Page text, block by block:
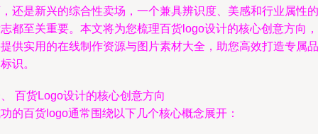
还是新兴的综合性卖场，一个兼具辨识度、美感和行业属性的
都至关重要。本文将为您梳理百货logo设计的核心创意方向，
供实用的在线制作资源与图片素材大全，助您高效打造专属品
识。
百货Logo设计的核心创意方向
的百货logo通常围绕以下几个核心概念展开：